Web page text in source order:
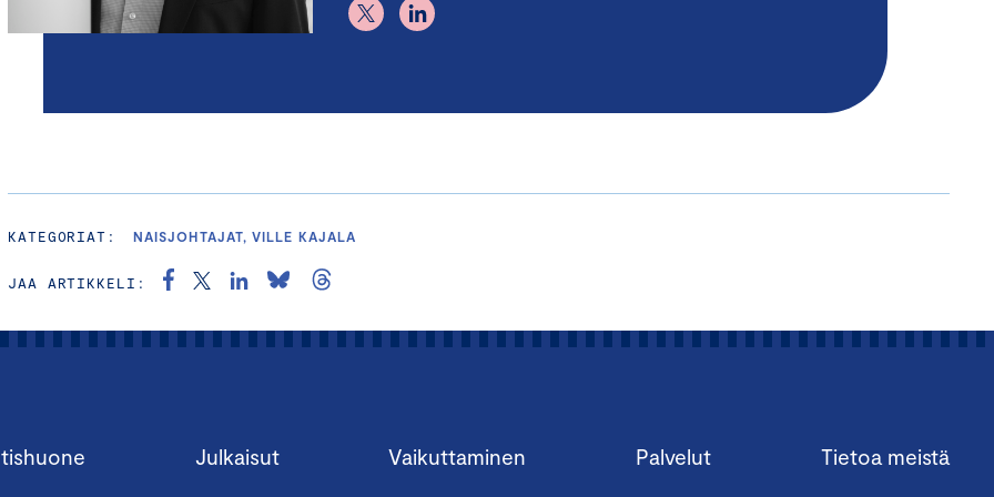
KATEGORIAT: NAISJOHTAJAT, VILLE KAJALA
JAA ARTIKKELI:
Julkaisut Vaikuttaminen Palvelut Tietoa meistä